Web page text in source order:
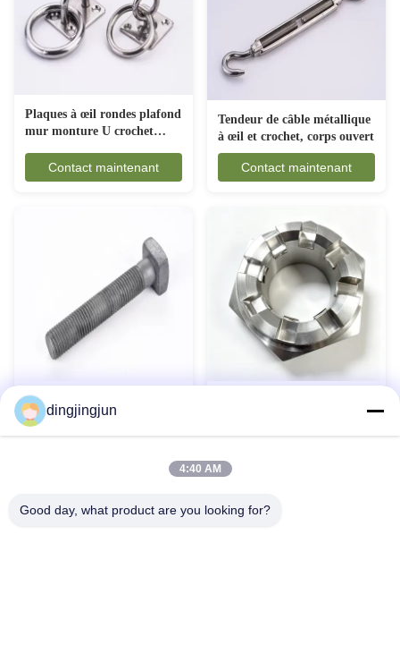
Plaques à œil rondes plafond
mur monture U crochet
Contact maintenant
Tendeur de câble métallique
à œil et crochet, corps ouvert
Contact maintenant
Boulon hexagonal en acier
au carbone grades 4.8 8.8
10.9 12.9 HDG Geomet
dingjingjun
4:40 AM
Good day, what product are you looking for?